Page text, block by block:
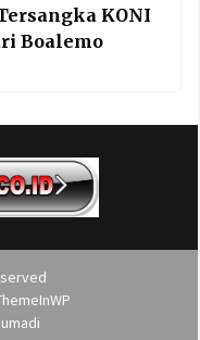
KONI
Boalemo